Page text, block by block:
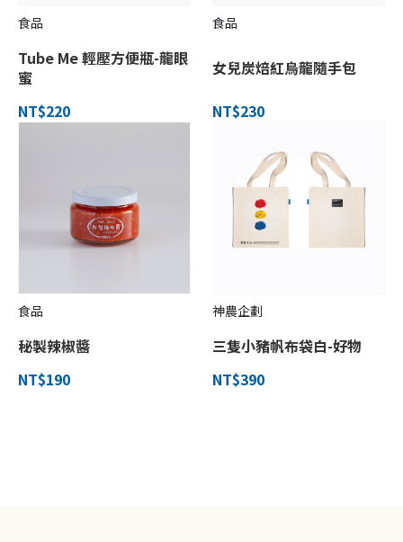
食品
Tube Me 輕壓方便瓶-龍眼
蜜
NT$220
食品
女兒炭焙紅烏龍隨手包
NT$230
食品
秘製辣椒醬
NT$190
神農企劃
三隻小豬帆布袋白-好物
NT$390